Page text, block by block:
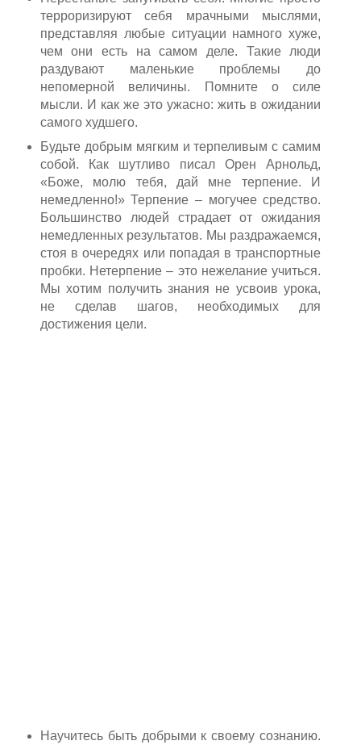
терроризируют себя мрачными мыслями,
представляя любые ситуации намного хуже,
чем они есть на самом деле. Такие люди
раздувают маленькие проблемы до
непомерной величины. Помните о силе
мысли. И как же это ужасно: жить в ожидании
самого худшего.
Будьте добрым мягким и терпеливым с самим
собой. Как шутливо писал Орен Арнольд,
«Боже, молю тебя, дай мне терпение. И
немедленно!» Терпение – могучее средство.
Большинство людей страдает от ожидания
немедленных результатов. Мы раздражаемся,
стоя в очередях или попадая в транспортные
пробки. Нетерпение – это нежелание учиться.
Мы хотим получить знания не усвоив урока,
не сделав шагов, необходимых для
достижения цели.
Научитесь быть добрыми к своему сознанию.